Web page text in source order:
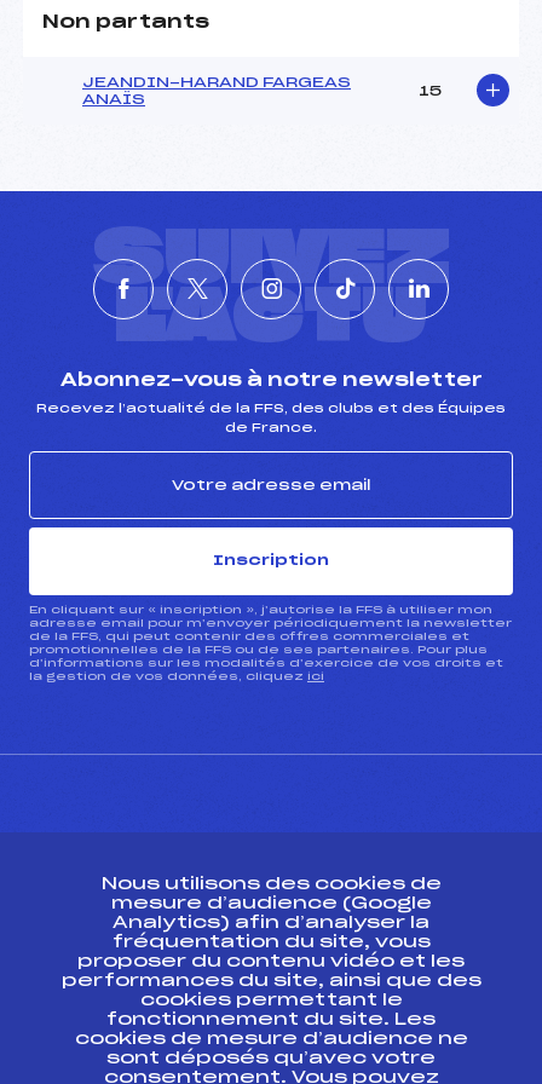
Catégorie :
U21->CD
Non partants
JEANDIN-HARAND FARGEAS
ANAÏS
15
SUIVEZ
L'ACTU
Abonnez-vous à notre newsletter
Recevez l’actualité de la FFS, des clubs et des Équipes
de France.
Inscription
En cliquant sur « inscription », j’autorise la FFS à utiliser mon
adresse email pour m’envoyer périodiquement la newsletter
de la FFS, qui peut contenir des offres commerciales et
promotionnelles de la FFS ou de ses partenaires. Pour plus
d’informations sur les modalités d’exercice de vos droits et
la gestion de vos données, cliquez ici
Ressources
Pass’Neige
Projet sportif fédéral
Projet de performance fédéral
Antidopage
Nous utilisons des cookies de
mesure d’audience (Google
Analytics) afin d’analyser la
fréquentation du site, vous
proposer du contenu vidéo et les
performances du site, ainsi que des
cookies permettant le
fonctionnement du site. Les
cookies de mesure d’audience ne
sont déposés qu’avec votre
consentement. Vous pouvez